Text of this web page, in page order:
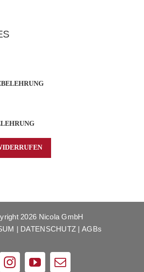
2026 Nicola GmbH
| DATENSCHUTZ | AGBs
Instagram
YouTube
E-